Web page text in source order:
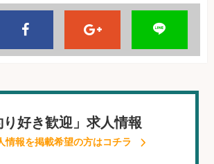
り好き歓迎」求人情報
情報を掲載希望の方はコチラ